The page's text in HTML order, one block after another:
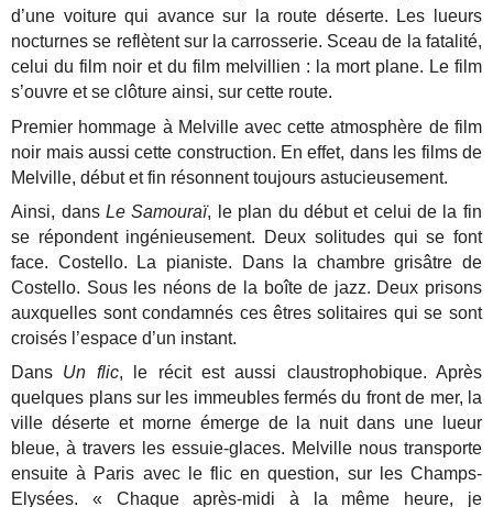
d’une voiture qui avance sur la route déserte. Les lueurs
nocturnes se reflètent sur la carrosserie. Sceau de la fatalité,
celui du film noir et du film melvillien : la mort plane. Le film
s’ouvre et se clôture ainsi, sur cette route.
Premier hommage à Melville avec cette atmosphère de film
noir mais aussi cette construction. En effet, dans les films de
Melville, début et fin résonnent toujours astucieusement.
Ainsi, dans Le Samouraï, le plan du début et celui de la fin
se répondent ingénieusement. Deux solitudes qui se font
face. Costello. La pianiste. Dans la chambre grisâtre de
Costello. Sous les néons de la boîte de jazz. Deux prisons
auxquelles sont condamnés ces êtres solitaires qui se sont
croisés l’espace d’un instant.
Dans Un flic, le récit est aussi claustrophobique. Après
quelques plans sur les immeubles fermés du front de mer, la
ville déserte et morne émerge de la nuit dans une lueur
bleue, à travers les essuie-glaces. Melville nous transporte
ensuite à Paris avec le flic en question, sur les Champs-
Elysées. « Chaque après-midi à la même heure, je